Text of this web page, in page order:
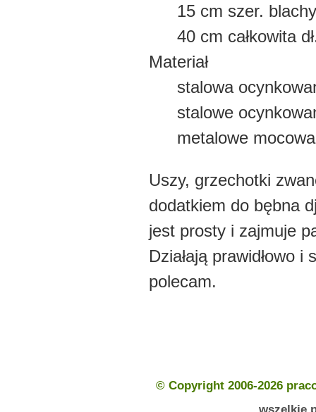
15 cm szer. blachy
40 cm całkowita
Materiał
stalowa
stalowe
metalowe
Uszy, grzechotki
dodatkiem do bębna
jest prosty i zajmuje
Działają prawidłowo i
polecam.
© Copyright 2006-2026